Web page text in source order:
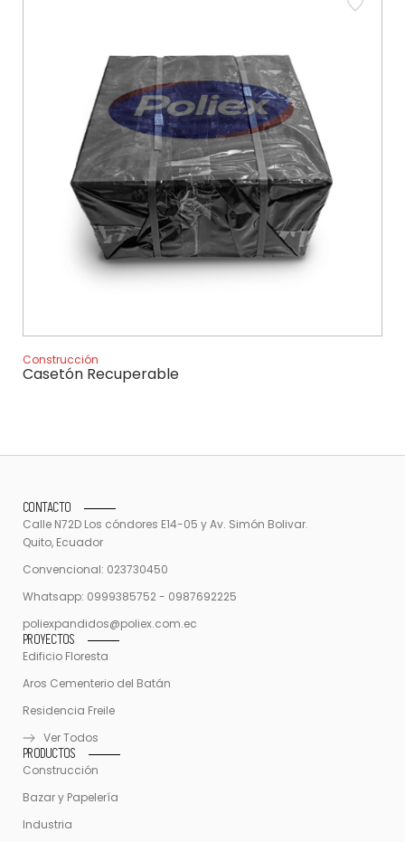
Construcción
Casetón Recuperable
CONTACTO
Calle N72D Los cóndores E14-05 y Av. Simón Bolivar.
Quito, Ecuador
Convencional: 023730450
Whatsapp: 0999385752 - 0987692225
poliexpandidos@poliex.com.ec
PROYECTOS
Edificio Floresta
Aros Cementerio del Batán
Residencia Freile
Ver Todos
PRODUCTOS
Construcción
Bazar y Papelería
Industria